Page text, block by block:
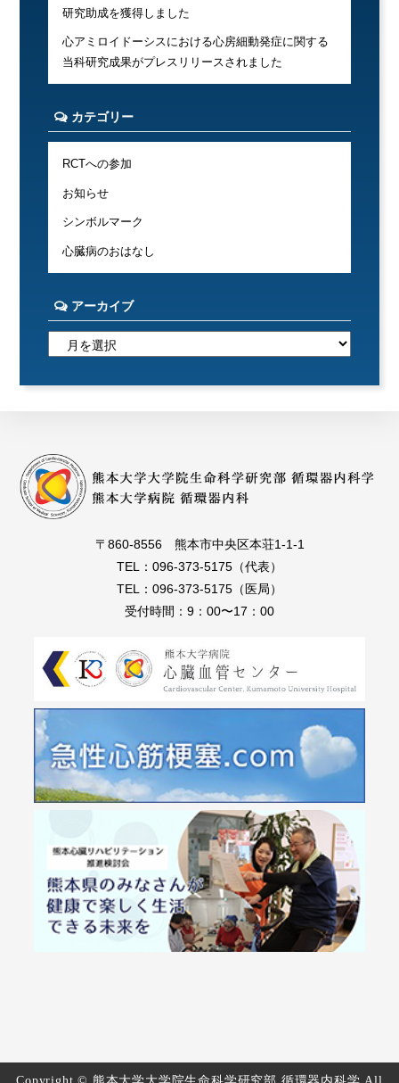
研究助成を獲得しました
心アミロイドーシスにおける心房細動発症に関する
当科研究成果がプレスリリースされました
カテゴリー
RCTへの参加
お知らせ
シンボルマーク
心臓病のおはなし
アーカイブ
〒860-8556 熊本市中央区本荘1-1-1
TEL：096-373-5175（代表）
TEL：096-373-5175（医局）
受付時間：9：00〜17：00